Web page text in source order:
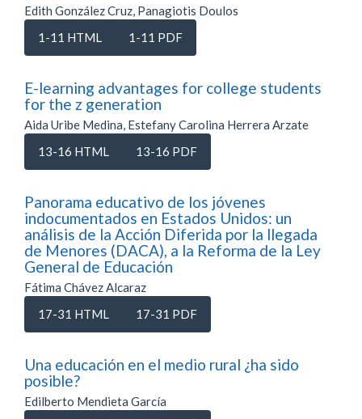
Edith González Cruz, Panagiotis Doulos
1-11 HTML
1-11 PDF
E-learning advantages for college students
for the z generation
Aida Uribe Medina, Estefany Carolina Herrera Arzate
13-16 HTML
13-16 PDF
Panorama educativo de los jóvenes
indocumentados en Estados Unidos: un
análisis de la Acción Diferida por la llegada
de Menores (DACA), a la Reforma de la Ley
General de Educación
Fátima Chávez Alcaraz
17-31 HTML
17-31 PDF
Una educación en el medio rural ¿ha sido
posible?
Edilberto Mendieta García